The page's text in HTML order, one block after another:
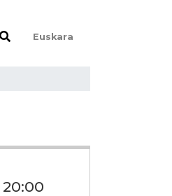
Euskara
20:00